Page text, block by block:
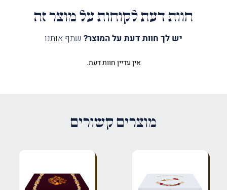
חוות דעת לקוחות על מוצר זה
יש לך חוות דעת על המוצר? שתף אותנו
אין עדיין חוות דעת.
מוצרים קשורים